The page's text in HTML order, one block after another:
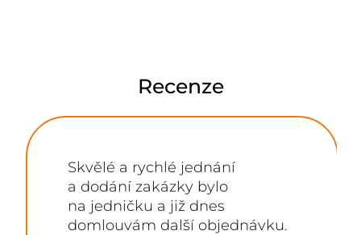
Recenze
Skvělé a rychlé jednání
a dodání zakázky bylo
na jedničku a již dnes
domlouvám další objednávku.